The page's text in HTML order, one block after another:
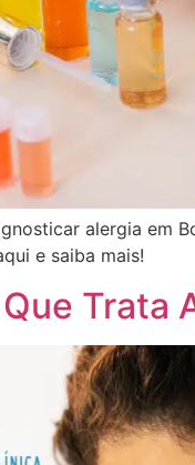
alergia em
e saiba mais!
Trata